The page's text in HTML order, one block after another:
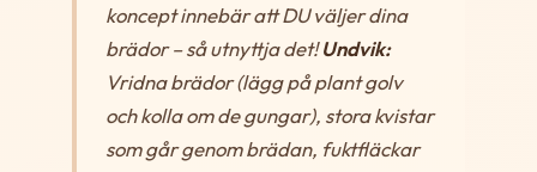
koncept innebär att DU väljer dina
brädor – så utnyttja det!Undvik:
Vridna brädor (lägg på plant golv
och kolla om de gungar), stora kvistar
som går genom brädan, fuktfläckar